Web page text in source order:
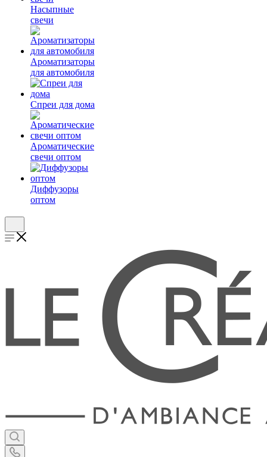
Насыпные
свечи
Ароматизаторы
для автомобиля
Спреи для дома
Ароматические
свечи оптом
Диффузоры
оптом